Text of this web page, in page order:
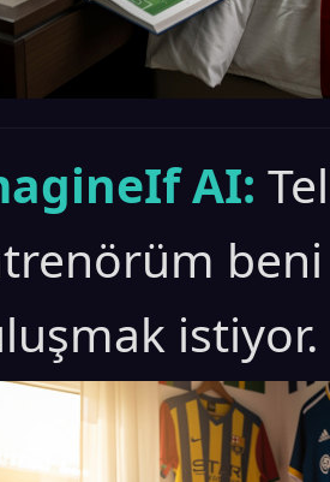
AI:
beni
istiyor.